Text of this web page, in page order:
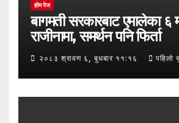
होम पेज
बागमती सरकारबाट एमालेका ६
राजीनामा, समर्थन पनि फिर्ता
२०८३ श्रावण ६, बुधबार ११:१६ पहिलो